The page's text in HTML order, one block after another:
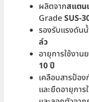
ผลิตจากสแตน
GradeSUS-
รองรับแรงดัน
ล์ว
อายุการใช้งาน
10 ปี
เคลือบสารป้อง
และยืดอายุการ